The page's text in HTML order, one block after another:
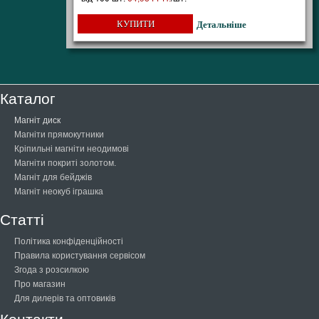
КУПИТИ Детальніше
Каталог
Магніт диск
Магніти прямокутники
Кріпильні магніти неодимові
Магніти покриті золотом.
Магніт для бейджів
Магніт неокуб іграшка
Статті
Політика конфіденційності
Правила користування сервісом
Згода з розсилкою
Про магазин
Для дилерів та оптовиків